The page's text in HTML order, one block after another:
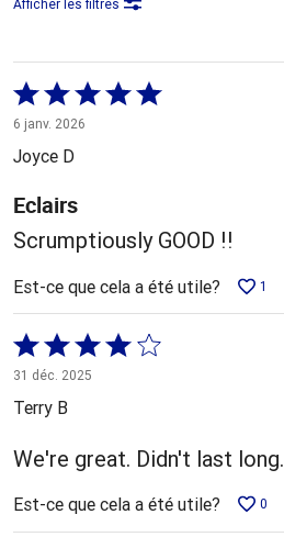
Afficher les filtres
Coté
5 sur
5
6 janv. 2026
Joyce D
Eclairs
Scrumptiously GOOD !!
Est-ce que cela a été utile? 1
Coté
4 sur
5
31 déc. 2025
Terry B
We're great. Didn't last long.
Est-ce que cela a été utile? 0